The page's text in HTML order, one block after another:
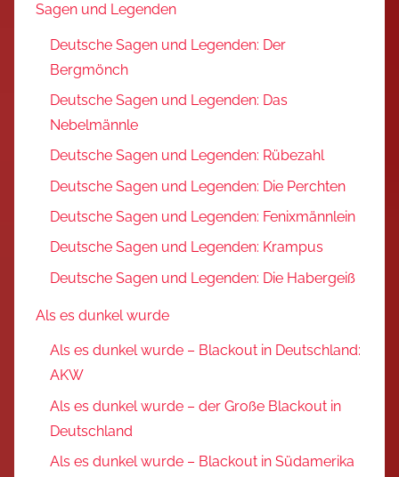
Sagen und Legenden
Deutsche Sagen und Legenden: Der
Bergmönch
Deutsche Sagen und Legenden: Das
Nebelmännle
Deutsche Sagen und Legenden: Rübezahl
Deutsche Sagen und Legenden: Die Perchten
Deutsche Sagen und Legenden: Fenixmännlein
Deutsche Sagen und Legenden: Krampus
Deutsche Sagen und Legenden: Die Habergeiß
Als es dunkel wurde
Als es dunkel wurde – Blackout in Deutschland:
AKW
Als es dunkel wurde – der Große Blackout in
Deutschland
Als es dunkel wurde – Blackout in Südamerika